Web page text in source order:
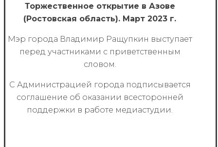
Торжественное открытие в Азове
(Ростовская область). Март 2023 г.
Мэр города Владимир Ращупкин выступает
перед участниками с приветственным
словом.
С Администрацией города подписывается
соглашение об оказании всесторонней
поддержки в работе медиастудии.